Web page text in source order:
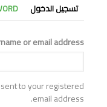
الأساسية
تسجيل الدخول
or email address
to your registered
email address.